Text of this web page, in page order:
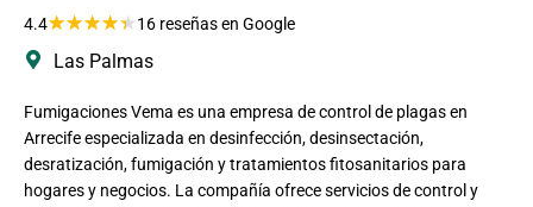
4.4★★★★★ 16 reseñas en Google
Las Palmas
Fumigaciones Vema es una empresa de control de plagas en
Arrecife especializada en desinfección, desinsectación,
desratización, fumigación y tratamientos fitosanitarios para
hogares y negocios. La compañía ofrece servicios de control y